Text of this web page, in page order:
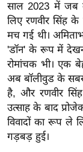
ष
ज्ञ
रा
य
ब
ज
ट
खे
ल
साल 2023 में जब
लिए रणवीर सिंह
मच गई थी।
'डॉन' के रूप में
रोमांचक भी। एक
अब बॉलीवुड के
है, और रणवीर
उत्साह के बाद
विवादों का रूप ले
गड़बड़ हुई।